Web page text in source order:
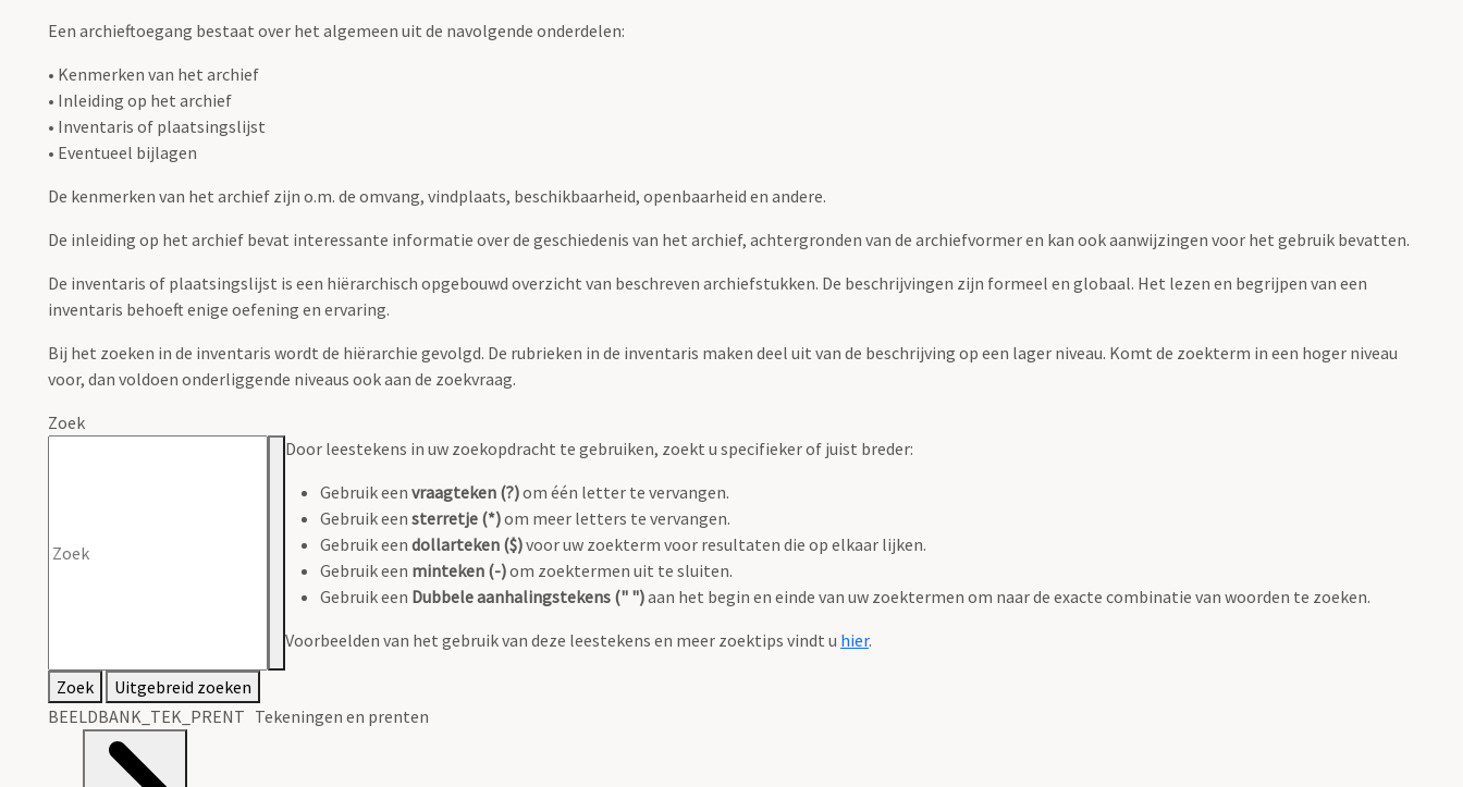
Een archieftoegang bestaat over het algemeen uit de navolgende onderdelen:
• Kenmerken van het archief
• Inleiding op het archief
• Inventaris of plaatsingslijst
• Eventueel bijlagen
De kenmerken van het archief zijn o.m. de omvang, vindplaats, beschikbaarheid, openbaarheid en andere.
De inleiding op het archief bevat interessante informatie over de geschiedenis van het archief, achtergronden van de archiefvormer en kan ook aanwijzingen voor het gebruik bevatten.
De inventaris of plaatsingslijst is een hiërarchisch opgebouwd overzicht van beschreven archiefstukken. De beschrijvingen zijn formeel en globaal. Het lezen en begrijpen van een
inventaris behoeft enige oefening en ervaring.
Bij het zoeken in de inventaris wordt de hiërarchie gevolgd. De rubrieken in de inventaris maken deel uit van de beschrijving op een lager niveau. Komt de zoekterm in een hoger niveau
voor, dan voldoen onderliggende niveaus ook aan de zoekvraag.
Zoek
Door leestekens in uw zoekopdracht te gebruiken, zoekt u specifieker of juist breder:
Gebruik een vraagteken (?)om één letter te vervangen.
Gebruik een sterretje (*)om meer letters te vervangen.
Gebruik een dollarteken ($)voor uw zoekterm voor resultaten die op elkaar lijken.
Gebruik een minteken (-)om zoektermen uit te sluiten.
Gebruik een Dubbele aanhalingstekens (" ")aan het begin en einde van uw zoektermen om naar de exacte combinatie van woorden te zoeken.
Voorbeelden van het gebruik van deze leestekens en meer zoektips vindt u hier.
Zoek
Uitgebreid zoeken
BEELDBANK_TEK_PRENT Tekeningen en prenten